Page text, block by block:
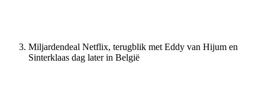
Miljardendeal Netflix, terugblik met Eddy van Hijum en
Sinterklaas dag later in België